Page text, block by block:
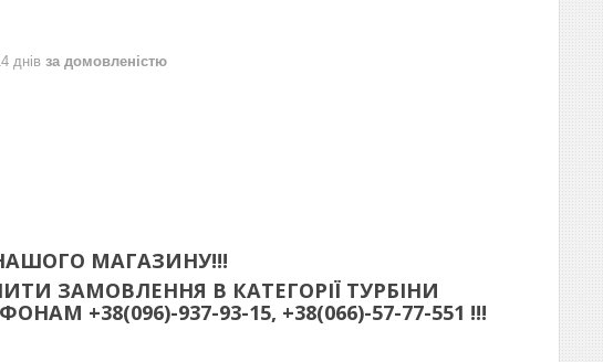
днів за домовленістю
МАГАЗИНУ!!!
ЗАМОВЛЕННЯ В КАТЕГОРІЇ ТУРБІНИ
+38(096)-937-93-15, +38(066)-57-77-551 !!!